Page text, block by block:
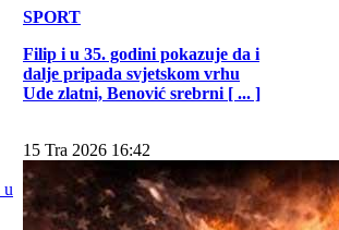
SPORT
Filip i u 35. godini pokazuje da i
dalje pripada svjetskom vrhu
Ude zlatni, Benović srebrni [ ... ]
15 Tra 2026 16:42